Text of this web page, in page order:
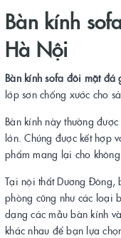
Bàn kính
Hà Nội
Bàn kính sofa đôi mặt đá
lớp sơn chống xước cho
Bàn kính này thường
lớn. Chúng được kết hợp
phẩm mang lại cho
Tại nội thất Dương Đông,
phòng cũng như các loại
dạng các mẫu bàn kính
khác nhau để bạn lựa